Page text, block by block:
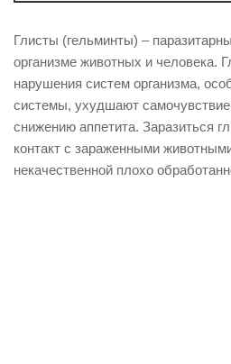
Глисты (гельминты) –
организме животных и человека.
нарушения систем организма,
системы, ухудшают
снижению аппетита. Заразиться
контакт с зараженными
некачественной плохо